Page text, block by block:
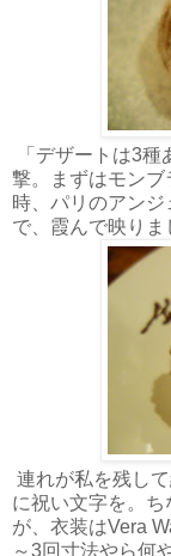
「デザートは3
撃。まずはモン
時、パリのアン
で、霞んで映りま
連れが私を残し
に祝い文字を。
が、衣装はVera
～3回寸法やら何